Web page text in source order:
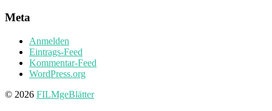
Meta
Anmelden
Eintrags-Feed
Kommentar-Feed
WordPress.org
© 2026 FILMgeBlätter